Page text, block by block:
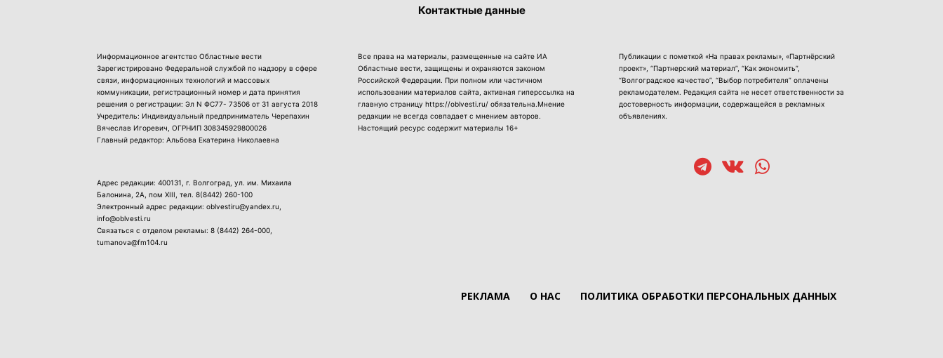
Контактные данные
Информационное агентство Областные вести
Зарегистрировано Федеральной службой по надзору в сфере
связи, информационных технологий и массовых
коммуникации, регистрационный номер и дата принятия
решения о регистрации: Эл N ФС77- 73506 от 31 августа 2018
Учредитель: Индивидуальный предприниматель Черепахин
Вячеслав Игоревич, ОГРНИП 308345929800026
Главный редактор: Альбова Екатерина Николаевна
Адрес редакции: 400131, г. Волгоград, ул. им. Михаила
Балонина, 2А, пом XIII, тел. 8(8442) 260-100
Электронный адрес редакции: oblvestiru@yandex.ru,
info@oblvesti.ru
Связаться с отделом рекламы: 8 (8442) 264-000
tumanova@fm104.ru
Все права на материалы, размещенные на сайте ИА
Областные вести, защищены и охраняются законом
Российской Федерации. При полном или частичном
использовании материалов сайта, активная гиперссылка на
главную страницу https://oblvesti.ru/ обязательна.Мнение
редакции не всегда совпадает с мнением авторов.
Настоящий ресурс содержит материалы 16+
Публикации с пометкой «На правах рекламы», «Партнёрский
проект», “Партнерский материал”, “Как экономить”,
“Волгоградское качество”, “Выбор потребителя” оплачены
рекламодателем. Редакция сайта не несет ответственности за
достоверность информации, содержащейся в рекламных
объявлениях.
РЕКЛАМА О НАС ПОЛИТИКА ОБРАБОТКИ ПЕРСОНАЛЬНЫХ ДАННЫХ